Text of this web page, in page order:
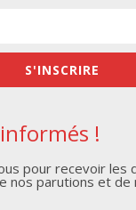
nos parutions et de
S'INSCRIRE
S'INSCRIRE
!
pour recevoir les
nos parutions et de